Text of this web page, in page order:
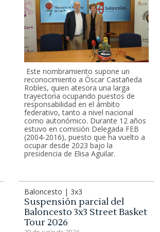
Este nombramiento supone un
reconocimiento a Óscar Castañeda
Robles, quien atesora una larga
trayectoria ocupando puestos de
responsabilidad en el ámbito
federativo, tanto a nivel nacional
como autonómico. Durante 12 años
estuvo en comisión Delegada FEB
(2004-2016), puesto que ha vuelto a
ocupar desde 2023 bajo la
presidencia de Elisa Aguilar.
Baloncesto | 3x3
Suspensión parcial del
Baloncesto 3x3 Street Basket
Tour 2026